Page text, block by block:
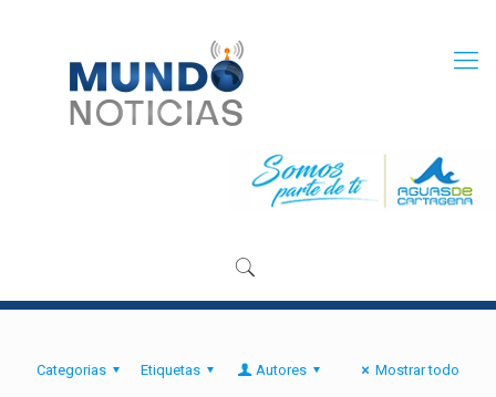
Categorias Etiquetas Autores Mostrar todo